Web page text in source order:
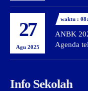
27
Agu 2025
waktu :
ANBK
Agenda
Info Sekolah